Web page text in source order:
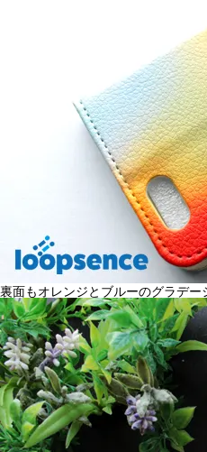
裏面もオレンジとブルーのグラデ